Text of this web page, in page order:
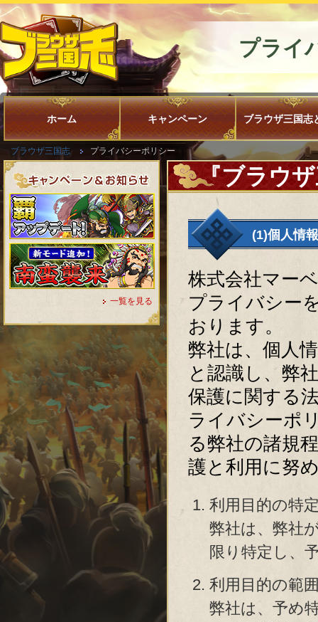
プライ
ホーム キャンペーン ブラウザ三国志
ブラウザ三国志 プライバシーポリシー
一覧を見る
『ブラウ
(1)個人情
株式会社マー
プライバシー
おります。
弊社は、個人
と認識し、弊
保護に関する
ライバシーポ
る弊社の諸規
護と利用に努
利用目的の特
弊社は、弊社
限り特定し、
利用目的の範
弊社は、予め